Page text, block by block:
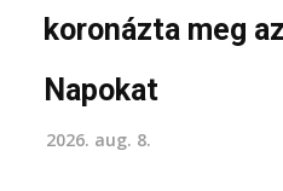
koronázta meg
Napokat
2026. aug. 8.